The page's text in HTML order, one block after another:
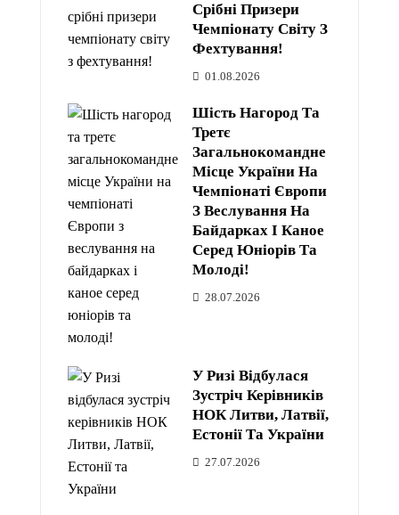
Срібні Призери
Чемпіонату Світу З
Фехтування!
01.08.2026
Шість Нагород Та
Третє
Загальнокомандне
Місце України На
Чемпіонаті Європи
З Веслування На
Байдарках І Каное
Серед Юніорів Та
Молоді!
28.07.2026
У Ризі Відбулася
Зустріч Керівників
НОК Литви, Латвії,
Естонії Та України
27.07.2026